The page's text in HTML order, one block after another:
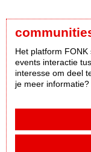
Het platform
events interactie
interesse om deel
je meer informatie?